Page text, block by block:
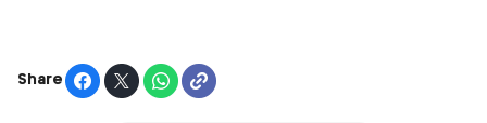
Share